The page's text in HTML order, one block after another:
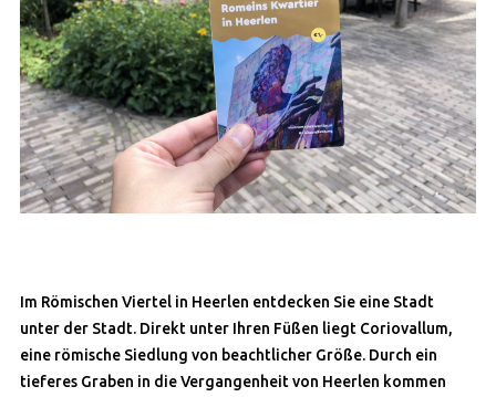
Im Römischen Viertel in Heerlen entdecken Sie eine Stadt
unter der Stadt. Direkt unter Ihren Füßen liegt Coriovallum,
eine römische Siedlung von beachtlicher Größe. Durch ein
tieferes Graben in die Vergangenheit von Heerlen kommen